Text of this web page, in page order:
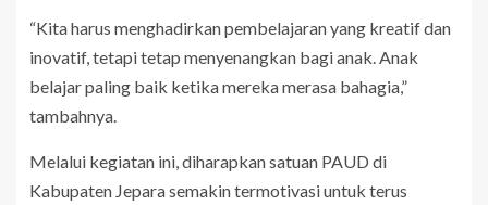
“Kita harus menghadirkan pembelajaran yang kreatif dan
inovatif, tetapi tetap menyenangkan bagi anak. Anak
belajar paling baik ketika mereka merasa bahagia,”
tambahnya.
Melalui kegiatan ini, diharapkan satuan PAUD di
Kabupaten Jepara semakin termotivasi untuk terus